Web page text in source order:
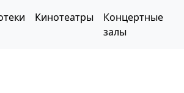
Кинотеатры
Концертные
залы